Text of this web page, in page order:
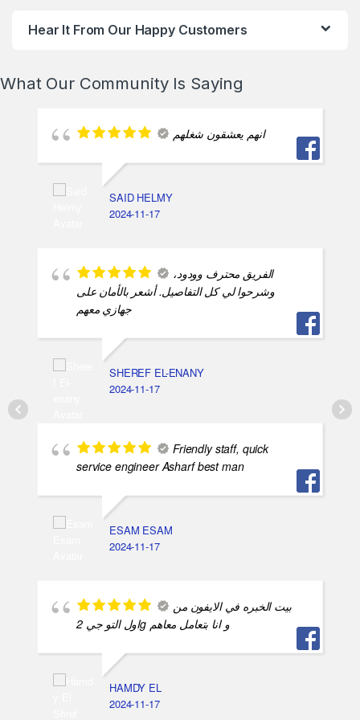
Hear It From Our Happy Customers
What Our Community Is Saying
انهم يعشقون شغلهم
SAID HELMY
2024-11-17
الفريق محترف وودود،
وشرحوا لي كل التفاصيل. أشعر بالأمان على
جهازي معهم
SHEREF EL-ENANY
2024-11-17
Friendly staff, quick
service engineer Asharf best man
ESAM ESAM
2024-11-17
بيت الخبره في الايفون من
اول التو جي 2g و انا بتعامل معاهم
HAMDY EL
2024-11-17